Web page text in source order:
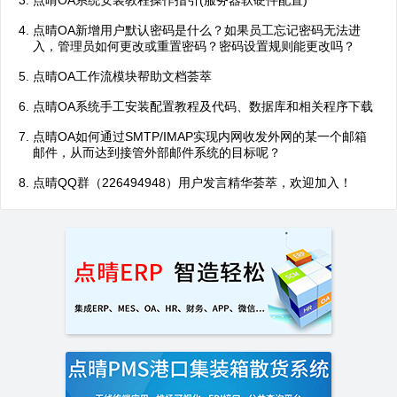
点晴OA新增用户默认密码是什么？如果员工忘记密码无法进
入，管理员如何更改或重置密码？密码设置规则能更改吗？
点晴OA工作流模块帮助文档荟萃
点晴OA系统手工安装配置教程及代码、数据库和相关程序下载
点晴OA如何通过SMTP/IMAP实现内网收发外网的某一个邮箱
邮件，从而达到接管外部邮件系统的目标呢？
点晴QQ群（226494948）用户发言精华荟萃，欢迎加入！